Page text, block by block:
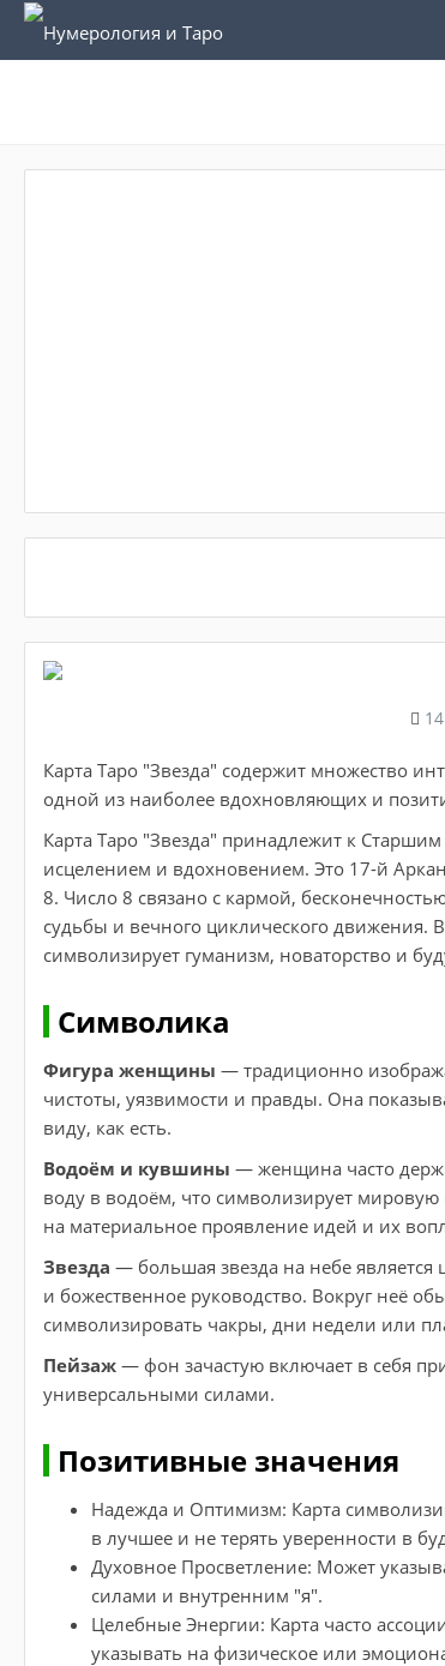
Карта Таро "Звезда" содержит множество
одной из наиболее вдохновляющих и
Карта Таро "Звезда" принадлежит к
исцелением и вдохновением. Это 17-й
8. Число 8 связано с кармой,
судьбы и вечного циклического движения.
символизирует гуманизм, новаторство и
Символика
Фигура женщины — традиционно
чистоты, уязвимости и правды. Она
виду, как есть.
Водоём и кувшины — женщина часто
воду в водоём, что символизирует
на материальное проявление идей и их
Звезда — большая звезда на небе
и божественное руководство. Вокруг неё
символизировать чакры, дни недели или
Пейзаж — фон зачастую включает в себя
универсальными силами.
Позитивные значения
Надежда и Оптимизм: Карта
в лучшее и не терять уверенности в
Духовное Просветление: Может
силами и внутренним "я".
Целебные Энергии: Карта часто
указывать на физическое или